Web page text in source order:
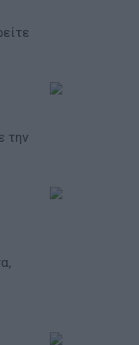
την